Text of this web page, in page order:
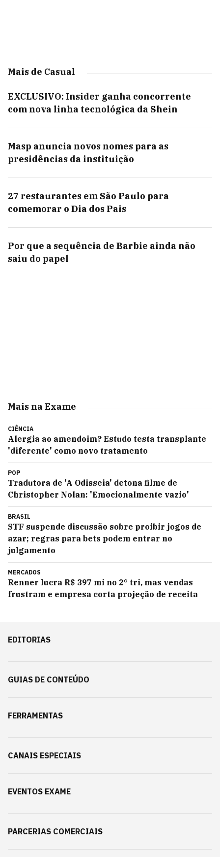
Mais de Casual
EXCLUSIVO: Insider ganha concorrente
com nova linha tecnológica da Shein
Masp anuncia novos nomes para as
presidências da instituição
27 restaurantes em São Paulo para
comemorar o Dia dos Pais
Por que a sequência de Barbie ainda não
saiu do papel
Mais na Exame
CIÊNCIA
Alergia ao amendoim? Estudo testa transplante
'diferente' como novo tratamento
POP
Tradutora de 'A Odisseia' detona filme de
Christopher Nolan: 'Emocionalmente vazio'
BRASIL
STF suspende discussão sobre proibir jogos de
azar; regras para bets podem entrar no
julgamento
MERCADOS
Renner lucra R$ 397 mi no 2° tri, mas vendas
frustram e empresa corta projeção de receita
EDITORIAS
GUIAS DE CONTEÚDO
FERRAMENTAS
CANAIS ESPECIAIS
EVENTOS EXAME
PARCERIAS COMERCIAIS